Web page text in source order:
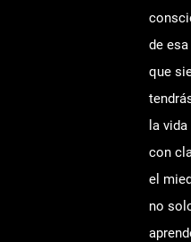
de
que
la
con
el
no